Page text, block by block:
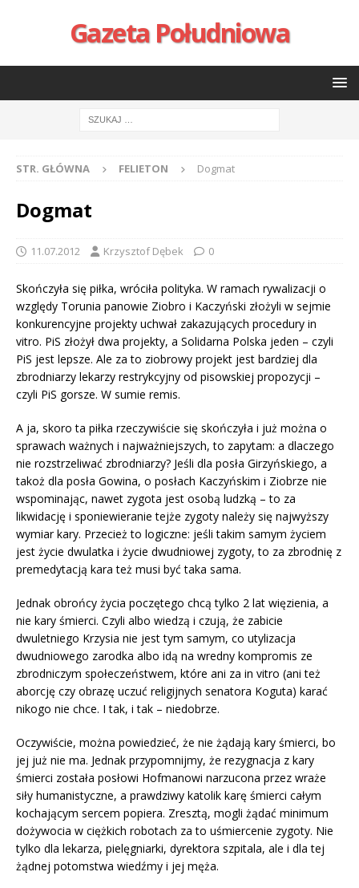
Gazeta Południowa
STR. GŁÓWNA FELIETON Dogmat
Dogmat
11.07.2012 Krzysztof Dębek 0
Skończyła się piłka, wróciła polityka. W ramach rywalizacji o
względy Torunia panowie Ziobro i Kaczyński złożyli w sejmie
konkurencyjne projekty uchwał zakazujących procedury in
vitro. PiS złożył dwa projekty, a Solidarna Polska jeden – czyli
PiS jest lepsze. Ale za to ziobrowy projekt jest bardziej dla
zbrodniarzy lekarzy restrykcyjny od pisowskiej propozycji –
czyli PiS gorsze. W sumie remis.
A ja, skoro ta piłka rzeczywiście się skończyła i już można o
sprawach ważnych i najważniejszych, to zapytam: a dlaczego
nie rozstrzeliwać zbrodniarzy? Jeśli dla posła Girzyńskiego, a
takoż dla posła Gowina, o posłach Kaczyńskim i Ziobrze nie
wspominając, nawet zygota jest osobą ludzką – to za
likwidację i sponiewieranie tejże zygoty należy się najwyższy
wymiar kary. Przecież to logiczne: jeśli takim samym życiem
jest życie dwulatka i życie dwudniowej zygoty, to za zbrodnię z
premedytacją kara też musi być taka sama.
Jednak obrońcy życia poczętego chcą tylko 2 lat więzienia, a
nie kary śmierci. Czyli albo wiedzą i czują, że zabicie
dwuletniego Krzysia nie jest tym samym, co utylizacja
dwudniowego zarodka albo idą na wredny kompromis ze
zbrodniczym społeczeństwem, które ani za in vitro (ani też
aborcję czy obrazę uczuć religijnych senatora Koguta) karać
nikogo nie chce. I tak, i tak – niedobrze.
Oczywiście, można powiedzieć, że nie żądają kary śmierci, bo
jej już nie ma. Jednak przypomnijmy, że rezygnacja z kary
śmierci została posłowi Hofmanowi narzucona przez wraże
siły humanistyczne, a prawdziwy katolik karę śmierci całym
kochającym sercem popiera. Zresztą, mogli żądać minimum
dożywocia w ciężkich robotach za to uśmiercenie zygoty. Nie
tylko dla lekarza, pielęgniarki, dyrektora szpitala, ale i dla tej
żądnej potomstwa wiedźmy i jej męża.